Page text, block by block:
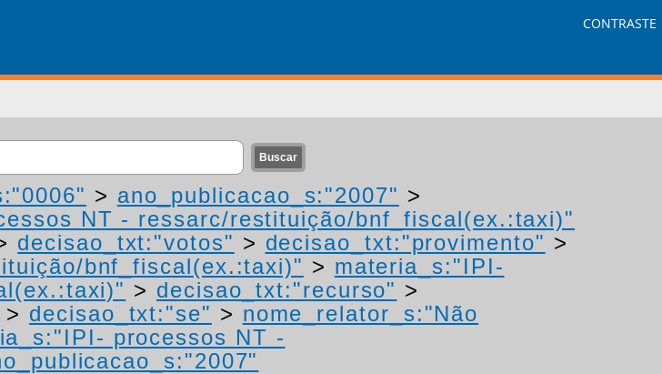
CONTRASTE
> ano_publicacao_s:"2007" >
NT - ressarc/restituição/bnf_fiscal(ex.:taxi)"
decisao_txt:"votos" > decisao_txt:"provimento" >
bnf_fiscal(ex.:taxi)" > materia_s:"IPI-
> decisao_txt:"recurso" >
> decisao_txt:"se" > nome_relator_s:"Não
processos NT -